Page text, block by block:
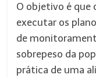
O objetivo é que
executar os
de
sobrepeso da
prática de uma